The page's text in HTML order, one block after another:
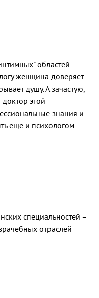
областей
женщина доверяет
душу. А зачастую,
этой
знания и
еще и психологом
специальностей –
отраслей